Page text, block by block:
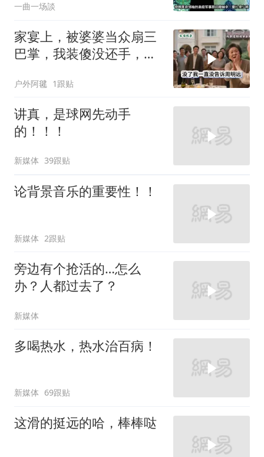
一曲一场談
家宴上，被婆婆当众扇三
巴掌，我装傻没还手，悄
夫全家10人被新户主请出
家门
户外阿毽 1跟贴
讲真，是球网先动手
的！！！
新媒体 39跟贴
论背景音乐的重要性！！
新媒体 2跟贴
旁边有个抢活的…怎么
办？人都过去了？
新媒体
多喝热水，热水治百病！
新媒体 69跟贴
这滑的挺远的哈，棒棒哒